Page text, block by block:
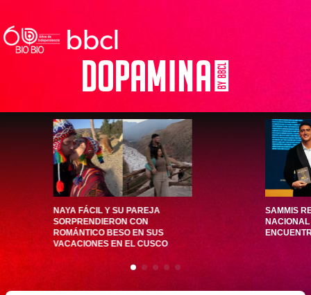
NAYA FÁCIL Y SU PAREJA
SORPRENDIERON CON
ROMÁNTICO BESO EN SUS
VACACIONES EN EL CUSCO
SAMMIS